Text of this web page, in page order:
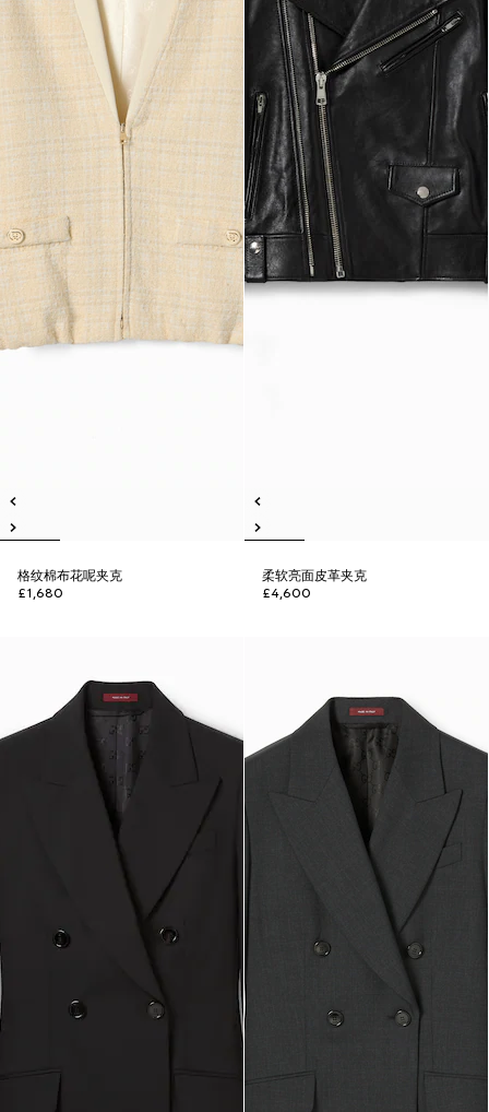
格纹棉布花呢夹克
£1,680
柔软亮面皮革夹克
£4,600